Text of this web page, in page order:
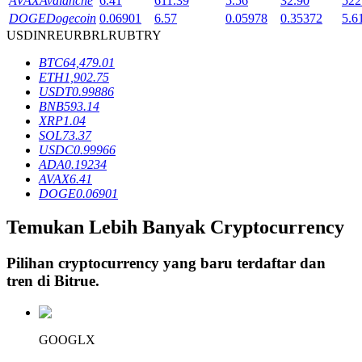
Investasi eksklusif untuk pemegang BTR
Layanan pinjaman yang didukung Crypto
DOGEDogecoin 0.06901 6.57 0.05978 0.35372
USDINREURBRLRUBTRY
BTC64,479.01
ETH1,902.75
USDT0.99886
BNB593.14
XRP1.04
SOL73.37
USDC0.99966
ADA0.19234
AVAX6.41
DOGE0.06901
Temukan Lebih Banyak Cryptocurrency
Pilihan cryptocurrency yang baru terdaftar dan
tren di Bitrue.
GOOGLX